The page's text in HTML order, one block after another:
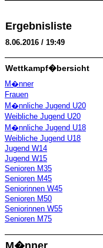
Ergebnisliste
8.06.2016 / 19:49
Wettkampf�bersicht
M�nner
Frauen
M�nnliche Jugend U20
Weibliche Jugend U20
M�nnliche Jugend U18
Weibliche Jugend U18
Jugend W14
Jugend W15
Senioren M35
Senioren M45
Seniorinnen W45
Senioren M50
Seniorinnen W55
Senioren M75
M�nner